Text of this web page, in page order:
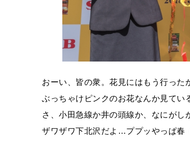
おーい、皆の衆。花見にはもう行った
ぶっちゃけピンクのお花なんか見てい
さ、小田急線か井の頭線か、なにがし
ザワザワ下北沢だよ…ププッやっぱ春